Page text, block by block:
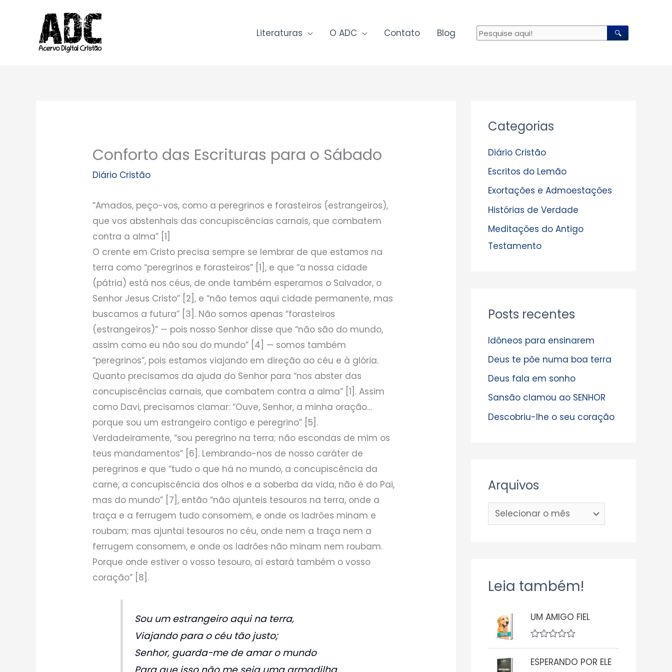
conteúdo
Literaturas O ADC Contato Blog 🔍
Conforto das Escrituras para o Sábado
Diário Cristão
“Amados, peço-vos, como a peregrinos e forasteiros (estrangeiros),
que vos abstenhais das concupiscências carnais, que combatem
contra a alma” [1]
O crente em Cristo precisa sempre se lembrar de que estamos na
terra como “peregrinos e forasteiros” [1], e que “a nossa cidade
(pátria) está nos céus, de onde também esperamos o Salvador, o
Senhor Jesus Cristo” [2], e “não temos aqui cidade permanente, mas
buscamos a futura” [3]. Não somos apenas “forasteiros
(estrangeiros)” — pois nosso Senhor disse que “não são do mundo,
assim como eu não sou do mundo” [4] — somos também
“peregrinos”, pois estamos viajando em direção ao céu e à glória.
Quanto precisamos da ajuda do Senhor para “nos abster das
concupiscências carnais, que combatem contra a alma” [1]. Assim
como Davi, precisamos clamar: “Ouve, Senhor, a minha oração…
porque sou um estrangeiro contigo e peregrino” [5].
Verdadeiramente, “sou peregrino na terra; não escondas de mim os
teus mandamentos” [6]. Lembrando-nos de nosso caráter de
peregrinos e que “tudo o que há no mundo, a concupiscência da
carne, a concupiscência dos olhos e a soberba da vida, não é do Pai,
mas do mundo” [7], então “não ajunteis tesouros na terra, onde a
traça e a ferrugem tudo consomem, e onde os ladrões minam e
roubam; mas ajuntai tesouros no céu, onde nem a traça nem a
ferrugem consomem, e onde os ladrões não minam nem roubam.
Porque onde estiver o vosso tesouro, aí estará também o vosso
coração” [8].
Sou um estrangeiro aqui na terra,
Viajando para o céu tão justo;
Senhor, guarda-me de amar o mundo
Categorias
Diário Cristão
Escritos do Lemão
Exortações e Admoestações
Histórias de Verdade
Meditações do Antigo
Testamento
Posts recentes
Idôneos para ensinarem
Deus te põe numa boa terra
Deus fala em sonho
Sansão clamou ao SENHOR
Descobriu-lhe o seu coração
Arquivos
r
u
i
v
o
s
Leia também!
UM AMIGO FIEL
A
a
ESPERANDO POR ELE